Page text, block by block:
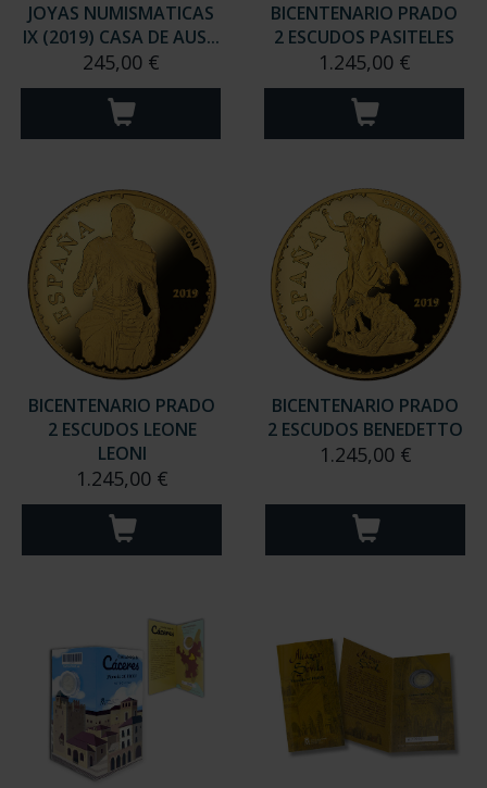
JOYAS NUMISMATICAS
IX (2019) CASA DE AUS...
245,00 €
BICENTENARIO PRADO
2 ESCUDOS PASITELES
1.245,00 €
BICENTENARIO PRADO
2 ESCUDOS LEONE
LEONI
1.245,00 €
BICENTENARIO PRADO
2 ESCUDOS BENEDETTO
1.245,00 €